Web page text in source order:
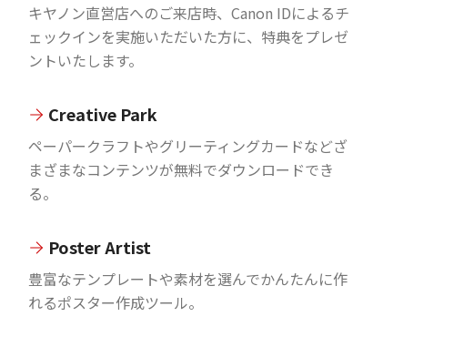
キヤノン直営店へのご来店時、Canon IDによるチ
ェックインを実施いただいた方に、特典をプレゼ
ントいたします。
Creative Park
ペーパークラフトやグリーティングカードなどざ
まざまなコンテンツが無料でダウンロードでき
る。
Poster Artist
豊富なテンプレートや素材を選んでかんたんに作
れるポスター作成ツール。